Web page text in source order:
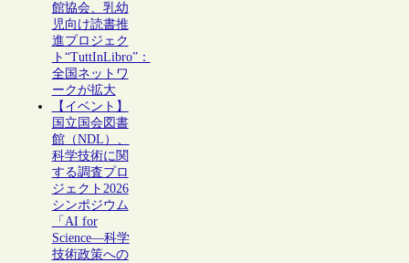
館協会、乳幼
児向け読書推
進プロジェク
ト“TuttInLibro”：
全国ネットワ
ークが拡大
【イベント】
国立国会図書
館（NDL）、
科学技術に関
する調査プロ
ジェクト2026
シンポジウム
「AI for
Science―科学
技術政策への